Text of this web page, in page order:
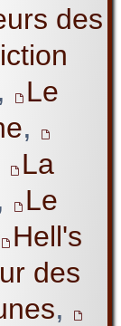
des
,
Le
,
La
Le
Hell's
des
,